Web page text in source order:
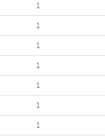
1
1
1
1
1
1
1